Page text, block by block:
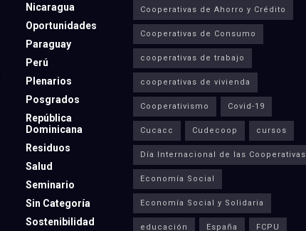
Nicaragua
Oportunidades
Paraguay
Perú
Plenarios
Posgrados
República
Dominicana
Residuos
Salud
Seminario
Sin Categoría
Sostenibilidad
Cooperativas de Ahorro y Crédito
Cooperativas de Consumo
cooperativas de trabajo
cooperativas de vivienda
Cooperativismo Covid-19
Cucacc Cudecoop cursos
Día Internacional de las Cooperativas
Economía Social
Economía Social y Solidaria
educación España FCPU